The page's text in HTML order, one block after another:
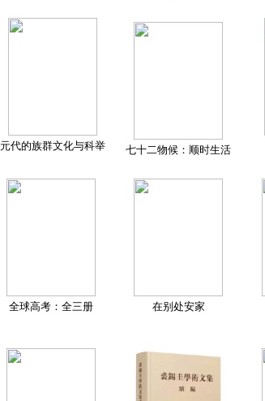
元代的族群文化与科举 七十二物候：顺时生活
全球高考：全三册 在别处安家